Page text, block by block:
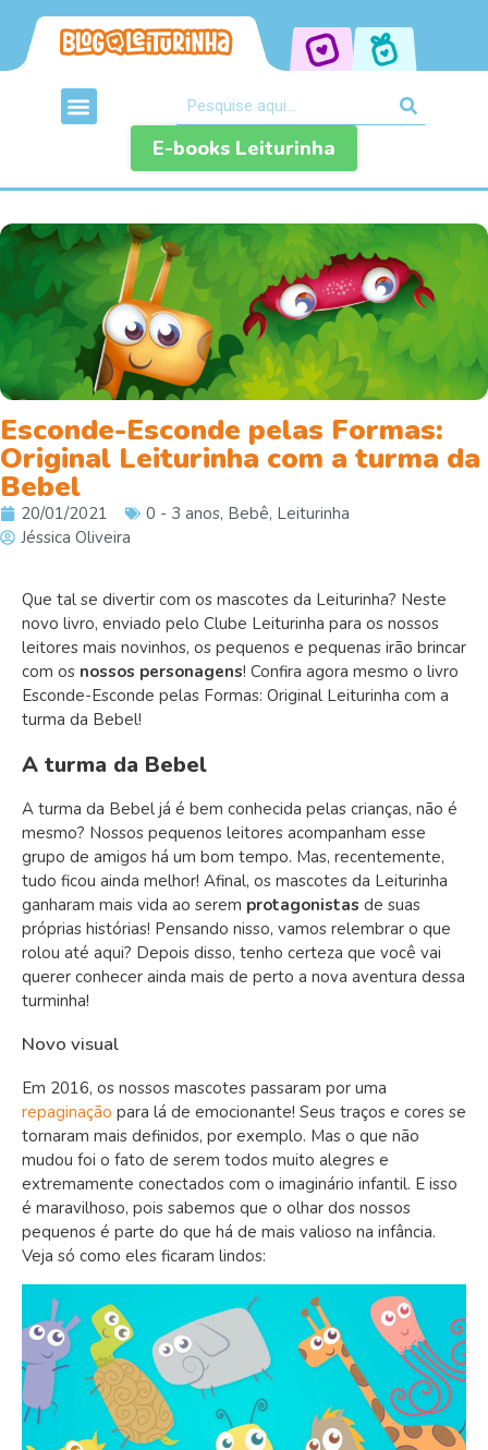
E-books Leiturinha
Esconde-Esconde pelas Formas:
Original Leiturinha com a turma da
Bebel
20/01/2021 0 - 3 anos, Bebê, Leiturinha
Jéssica Oliveira
Que tal se divertir com os mascotes da Leiturinha? Neste
novo livro, enviado pelo Clube Leiturinha para os nossos
leitores mais novinhos, os pequenos e pequenas irão brincar
com os nossos personagens! Confira agora mesmo o livro
Esconde-Esconde pelas Formas: Original Leiturinha com a
turma da Bebel!
A turma da Bebel
A turma da Bebel já é bem conhecida pelas crianças, não é
mesmo? Nossos pequenos leitores acompanham esse
grupo de amigos há um bom tempo. Mas, recentemente,
tudo ficou ainda melhor! Afinal, os mascotes da Leiturinha
ganharam mais vida ao serem protagonistas de suas
próprias histórias! Pensando nisso, vamos relembrar o que
rolou até aqui? Depois disso, tenho certeza que você vai
querer conhecer ainda mais de perto a nova aventura dessa
turminha!
Novo visual
Em 2016, os nossos mascotes passaram por uma
repaginação para lá de emocionante! Seus traços e cores se
tornaram mais definidos, por exemplo. Mas o que não
mudou foi o fato de serem todos muito alegres e
extremamente conectados com o imaginário infantil. E isso
é maravilhoso, pois sabemos que o olhar dos nossos
pequenos é parte do que há de mais valioso na infância.
Veja só como eles ficaram lindos: